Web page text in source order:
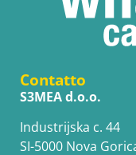
Contatto
S3MEA d.o.o.
Industrijska c. 44
SI-5000 Nova